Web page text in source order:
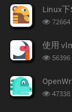
次
Linux
浏
次
数:
72664
使用
浏
次
56396
浏
47338